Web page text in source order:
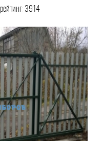
рейтинг: 3914